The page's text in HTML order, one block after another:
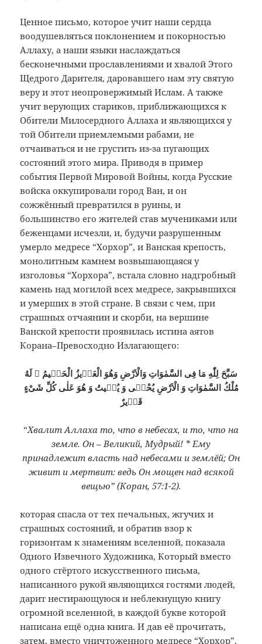
Ценное письмо, которое учит наши сердца
воодушевляться поклонением и покорностью
Аллаху, а наши языки наслаждаться
бесконечными прославлениями и хвалой Этого
Щедрого Дарителя, даровавшего нам эту святую
веру и этот неопровержимый Ислам. А также
учит верующих стариков, приближающихся к
Обители Милосердного Аллаха и являющихся у
той Обители приемлемыми рабами, не
отчаиваться и не грустить из-за пугающих
состояний этого мира. Приводя в пример
события Первой Мировой Войны, когда Русские
войска оккупировали город Ван, и он
сожжённый превратился в руины, и
большинство его жителей став мучениками или
беженцами исчезли, и, будучи разрушенным
умерло медресе “Хорхор”, и Ванская крепость,
монолитным камнем возвышающаяся у
изголовья “Хорхора”, встала словно надгробный
камень над могилой всех медресе, закрывшихся
и умерших в этой стране. В связи с чем, при
страшных отчаянии и скорби, на вершине
Ванской крепости проявилась истина аятов
Корана–Превосходно Излагающего:
سَبَّحَ لِلّٰهِ مَا فِى السَّمٰوَاتِ وَالْاَرْضِ وَهُوَ الْعَزٖيزُ الْحَكٖيمُ ۞ لَهُ
مُلْكُ السَّمٰوَاتِ وَ الْاَرْضِ يُحْيٖى وَ يُمٖيتُ وَ هُوَ عَلٰى كُلِّ شَىْءٍ
قَدٖيرٌ
“Хвалит Аллаха то, что в небесах, и то, что на
земле. Он – Великий, Мудрый! * Ему
принадлежит власть над небесами и землёй; Он
живит и мертвит: ведь Он мощен над всякой
вещью” (Коран, 57:1-2).
которая спасла от тех печальных, жгучих и
страшных состояний, и обратив взор к
горизонтам к знамениям вселенной, показала
Одного Извечного Художника, Который вместо
одного стёртого искусственного письма,
написанного рукой являющихся гостями людей,
дарит нестирающуюся и неблекнущую книгу
огромной вселенной, в каждой букве которой
написана ещё одна книга. И дав её прочитать,
затем, вместо уничтоженного медресе “Хорхор”,